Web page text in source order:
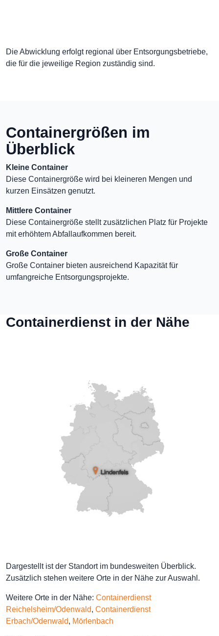
Die Abwicklung erfolgt regional über Entsorgungsbetriebe,
die für die jeweilige Region zuständig sind.
Containergrößen im
Überblick
Kleine Container
Diese Containergröße wird bei kleineren Mengen und
kurzen Einsätzen genutzt.
Mittlere Container
Diese Containergröße stellt zusätzlichen Platz für Projekte
mit erhöhtem Abfallaufkommen bereit.
Große Container
Große Container bieten ausreichend Kapazität für
umfangreiche Entsorgungsprojekte.
Containerdienst in der Nähe
Dargestellt ist der Standort im bundesweiten Überblick.
Zusätzlich stehen weitere Orte in der Nähe zur Auswahl.
Weitere Orte in der Nähe: Containerdienst
Reichelsheim/Odenwald, Containerdienst
Erbach/Odenwald, Mörlenbach